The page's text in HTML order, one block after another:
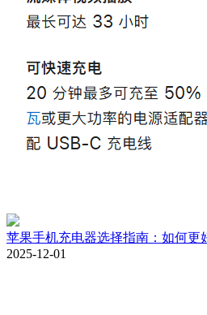
苹果手机充电器选择指南：如何更
2025-12-01